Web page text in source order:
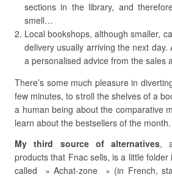
sections in the library, and
smell…
Local bookshops, although smaller,
delivery usually arriving the next day.
a personalised advice from the sales
There’s some much pleasure in
few minutes, to stroll the shelves of a
a human being about the comparative
learn about the bestsellers of the month.
My third source of alternatives,
products that Fnac sells, is a little folder
called » Achat-zone » (in French,